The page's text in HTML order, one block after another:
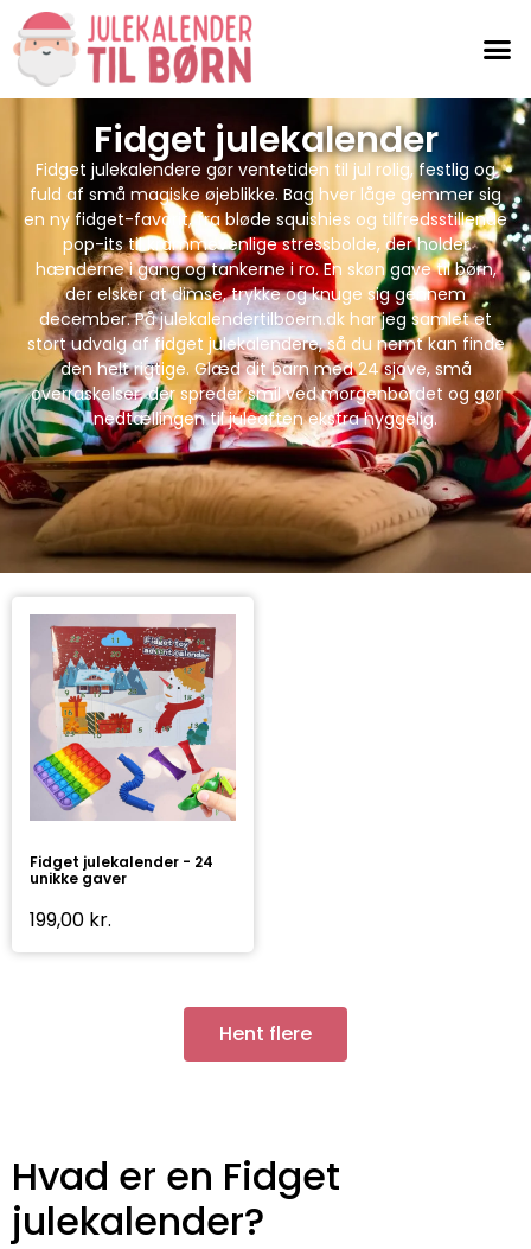
Fidget julekalender
Fidget julekalendere gør ventetiden til jul rolig, festlig og
fuld af små magiske øjeblikke. Bag hver låge gemmer sig
en ny fidget-favorit, fra bløde squishies og tilfredsstillende
pop-its til krammevenlige stressbolde, der holder
hænderne i gang og tankerne i ro. En skøn gave til børn,
der elsker at dimse, trykke og knuge sig gennem
december. På julekalendertilboern.dk har jeg samlet et
stort udvalg af fidget julekalendere, så du nemt kan finde
den helt rigtige. Glæd dit barn med 24 sjove, små
overraskelser, der spreder smil ved morgenbordet og gør
nedtællingen til juleaften ekstra hyggelig.
Fidget julekalender - 24
unikke gaver
199,00 kr.
Hent flere
Hvad er en Fidget
julekalender?